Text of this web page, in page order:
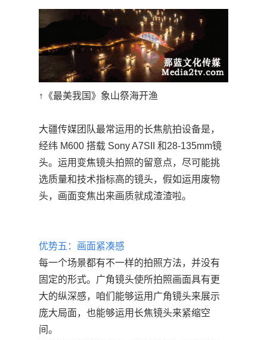
↑《最美我国》象山祭海开渔
大疆传媒团队最常运用的长焦航拍设备是，
经纬 M600 搭载 Sony A7SII 和28-135mm镜
头。运用变焦镜头拍照的留意点，尽可能挑
选质量和技术指标高的镜头，假如运用废物
头，画面变焦出来画质就成渣渣啦。
优势五：画面紧凑感
每一个场景都有不一样的拍照方法，并没有
固定的形式。广角镜头使所拍照画面具有更
大的纵深感，咱们能够运用广角镜头来展示
庞大局面，也能够运用长焦镜头来紧缩空
间。